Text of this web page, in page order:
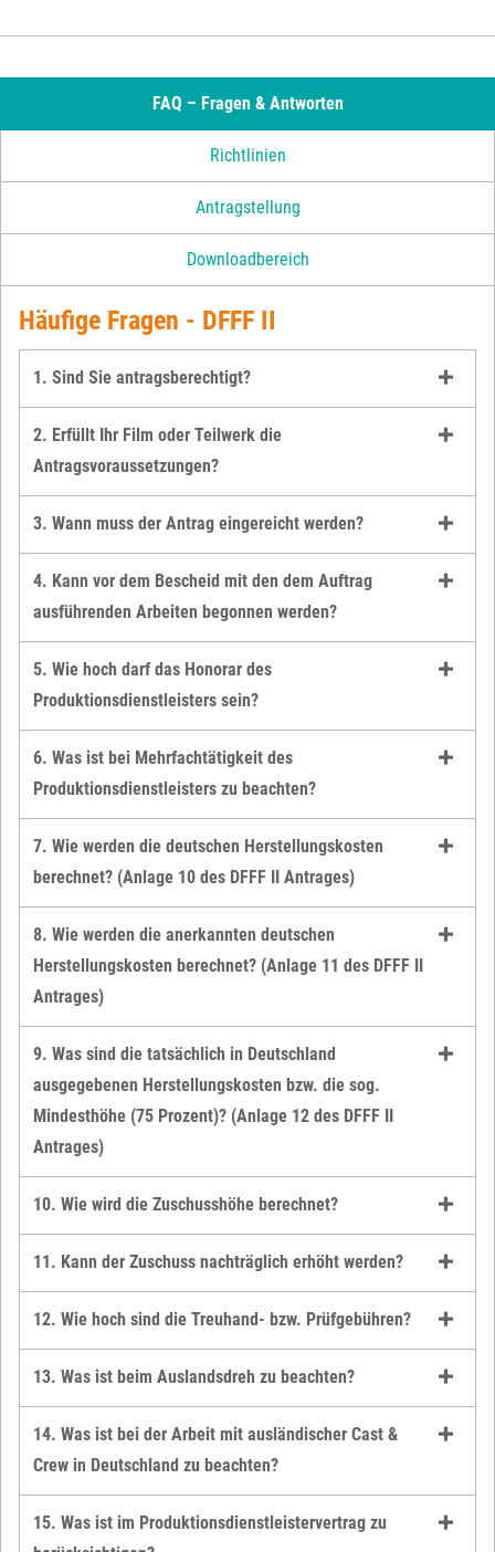
FAQ – Fragen & Antworten
Richtlinien
Antragstellung
Downloadbereich
Häufige Fragen - DFFF II
1. Sind Sie antragsberechtigt?
2. Erfüllt Ihr Film oder Teilwerk die
Antragsvoraussetzungen?
3. Wann muss der Antrag eingereicht werden?
4. Kann vor dem Bescheid mit den dem Auftrag
ausführenden Arbeiten begonnen werden?
5. Wie hoch darf das Honorar des
Produktionsdienstleisters sein?
6. Was ist bei Mehrfachtätigkeit des
Produktionsdienstleisters zu beachten?
7. Wie werden die deutschen Herstellungskosten
berechnet? (Anlage 10 des DFFF II Antrages)
8. Wie werden die anerkannten deutschen
Herstellungskosten berechnet? (Anlage 11 des DFFF II
Antrages)
9. Was sind die tatsächlich in Deutschland
ausgegebenen Herstellungskosten bzw. die sog.
Mindesthöhe (75 Prozent)? (Anlage 12 des DFFF II
Antrages)
10. Wie wird die Zuschusshöhe berechnet?
11. Kann der Zuschuss nachträglich erhöht werden?
12. Wie hoch sind die Treuhand- bzw. Prüfgebühren?
13. Was ist beim Auslandsdreh zu beachten?
14. Was ist bei der Arbeit mit ausländischer Cast &
Crew in Deutschland zu beachten?
15. Was ist im Produktionsdienstleistervertrag zu